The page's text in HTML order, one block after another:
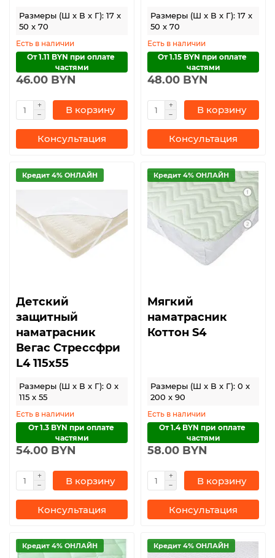
Размеры (Ш x В x Г): 17 x
50 x 70
Есть в наличии
От 1.11 BYN при оплате
частями
46.00 BYN
В корзину
Консультация
Размеры (Ш x В x Г): 17 x
50 x 70
Есть в наличии
От 1.15 BYN при оплате
частями
48.00 BYN
В корзину
Консультация
Кредит 4% ОНЛАЙН
Детский
защитный
наматрасник
Вегас Стрессфри
L4 115х55
Размеры (Ш x В x Г): 0 x
115 x 55
Есть в наличии
От 1.3 BYN при оплате
частями
54.00 BYN
В корзину
Консультация
Кредит 4% ОНЛАЙН
Мягкий
наматрасник
Коттон S4
Размеры (Ш x В x Г): 0 x
200 x 90
Есть в наличии
От 1.4 BYN при оплате
частями
58.00 BYN
В корзину
Консультация
Кредит 4% ОНЛАЙН Кредит 4% ОНЛАЙН